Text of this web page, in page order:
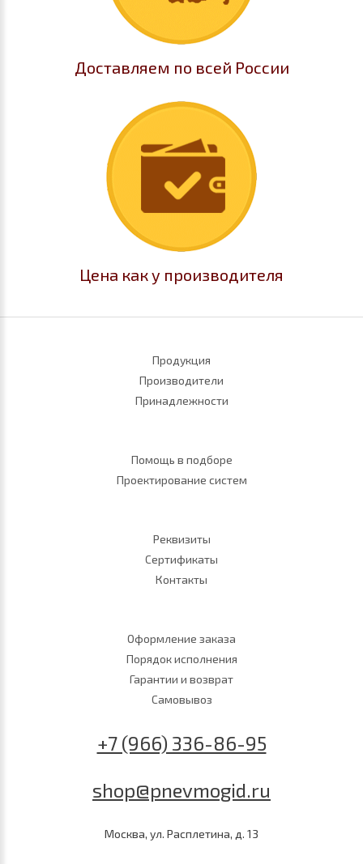
Доставляем по всей России
Цена как у производителя
Продукция
Производители
Принадлежности
Помощь в подборе
Проектирование систем
Реквизиты
Сертификаты
Контакты
Оформление заказа
Порядок исполнения
Гарантии и возврат
Самовывоз
+7 (966) 336-86-95
shop@pnevmogid.ru
Москва, ул. Расплетина, д. 13